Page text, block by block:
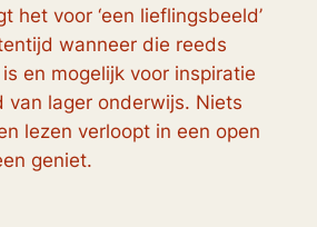
het voor ‘een lieflingsbeeld’
wanneer die reeds
en mogelijk voor inspiratie
van lager onderwijs. Niets
lezen verloopt in een open
geniet.